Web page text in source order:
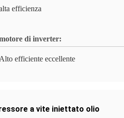
efficienza
di inverter:
Alto efficiente eccellente
a vite iniettato olio